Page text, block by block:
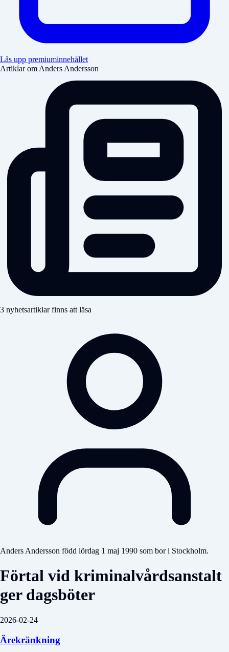
Lås upp premiuminnehållet
Artiklar om Anders Andersson
3 nyhetsartiklar finns att läsa
Anders Andersson född lördag 1 maj 1990 som bor i Stockholm.
Förtal vid kriminalvårdsanstalt
ger dagsböter
2026-02-24
Ärekränkning